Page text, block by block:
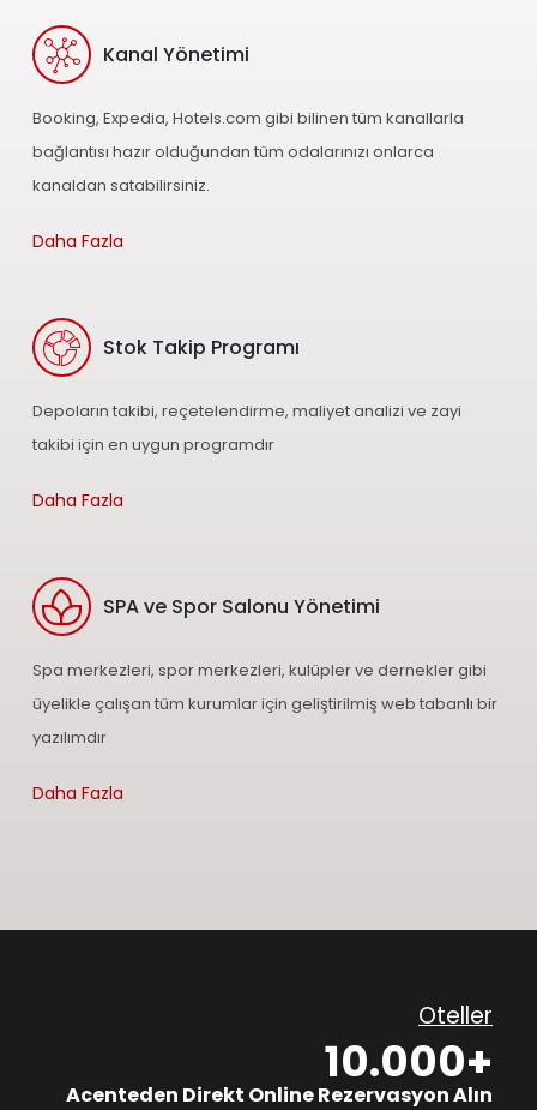
Kanal Yönetimi
Booking, Expedia, Hotels.com gibi bilinen tüm kanallarla
bağlantısı hazır olduğundan tüm odalarınızı onlarca
kanaldan satabilirsiniz.
Daha Fazla
Stok Takip Programı
Depoların takibi, reçetelendirme, maliyet analizi ve zayi
takibi için en uygun programdır
Daha Fazla
SPA ve Spor Salonu Yönetimi
Spa merkezleri, spor merkezleri, kulüpler ve dernekler gibi
üyelikle çalışan tüm kurumlar için geliştirilmiş web tabanlı bir
yazılımdır
Daha Fazla
Oteller
10.000+
Acenteden Direkt Online Rezervasyon Alın